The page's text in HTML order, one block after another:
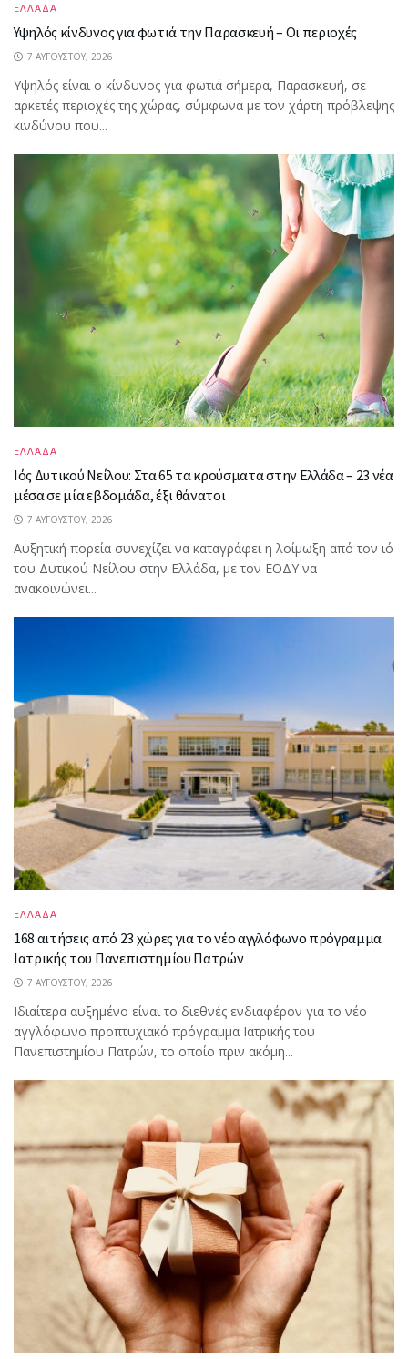
ΕΛΛΑΔΑ
Υψηλός κίνδυνος για φωτιά την Παρασκευή – Οι περιοχές
7 ΑΥΓΟΎΣΤΟΥ, 2026
Υψηλός είναι ο κίνδυνος για φωτιά σήμερα, Παρασκευή, σε
αρκετές περιοχές της χώρας, σύμφωνα με τον χάρτη πρόβλεψης
κινδύνου που...
ΕΛΛΑΔΑ
Ιός Δυτικού Νείλου: Στα 65 τα κρούσματα στην Ελλάδα – 23 νέα
μέσα σε μία εβδομάδα, έξι θάνατοι
7 ΑΥΓΟΎΣΤΟΥ, 2026
Αυξητική πορεία συνεχίζει να καταγράφει η λοίμωξη από τον ιό
του Δυτικού Νείλου στην Ελλάδα, με τον ΕΟΔΥ να
ανακοινώνει...
ΕΛΛΑΔΑ
168 αιτήσεις από 23 χώρες για το νέο αγγλόφωνο πρόγραμμα
Ιατρικής του Πανεπιστημίου Πατρών
7 ΑΥΓΟΎΣΤΟΥ, 2026
Ιδιαίτερα αυξημένο είναι το διεθνές ενδιαφέρον για το νέο
αγγλόφωνο προπτυχιακό πρόγραμμα Ιατρικής του
Πανεπιστημίου Πατρών, το οποίο πριν ακόμη...